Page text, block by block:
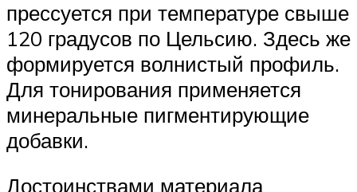
прессуется при температуре свыше
120 градусов по Цельсию. Здесь же
формируется волнистый профиль.
Для тонирования применяется
минеральные пигментирующие
добавки.
Достоинствами материала